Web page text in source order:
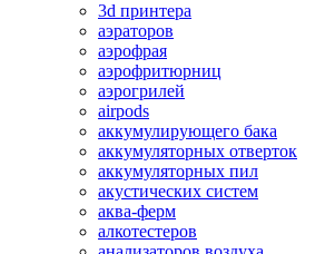
3d принтера
аэраторов
аэрофрая
аэрофритюрниц
аэрогрилей
airpods
аккумулирующего бака
аккумуляторных отверток
аккумуляторных пил
акустических систем
аква-ферм
алкотестеров